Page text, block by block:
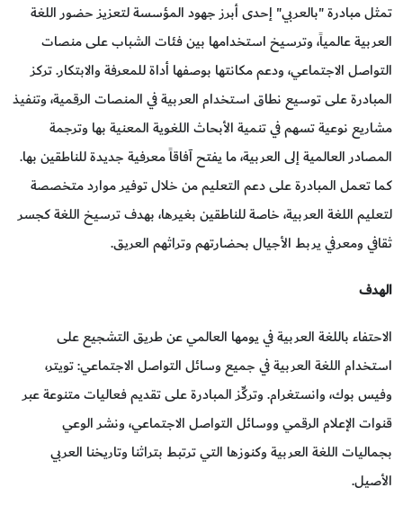
تمثل مبادرة "بالعربي" إحدى أبرز جهود المؤسسة لتعزيز حضور اللغة
العربية عالمياً، وترسيخ استخدامها بين فئات الشباب على منصات
التواصل الاجتماعي، ودعم مكانتها بوصفها أداة للمعرفة والابتكار. تركز
المبادرة على توسيع نطاق استخدام العربية في المنصات الرقمية، وتنفيذ
مشاريع نوعية تسهم في تنمية الأبحاث اللغوية المعنية بها وترجمة
المصادر العالمية إلى العربية، ما يفتح آفاقاً معرفية جديدة للناطقين بها.
كما تعمل المبادرة على دعم التعليم من خلال توفير موارد متخصصة
لتعليم اللغة العربية، خاصة للناطقين بغيرها، بهدف ترسيخ اللغة كجسر
ثقافي ومعرفي يربط الأجيال بحضارتهم وتراثهم العريق.
الهدف
الاحتفاء باللغة العربية في يومها العالمي عن طريق التشجيع على
استخدام اللغة العربية في جميع وسائل التواصل الاجتماعي: تويتر،
وفيس بوك، وانستغرام. وتركِّز المبادرة على تقديم فعاليات متنوعة عبر
قنوات الإعلام الرقمي ووسائل التواصل الاجتماعي، ونشر الوعي
بجماليات اللغة العربية وكنوزها التي ترتبط بتراثنا وتاريخنا العربي
الأصيل.